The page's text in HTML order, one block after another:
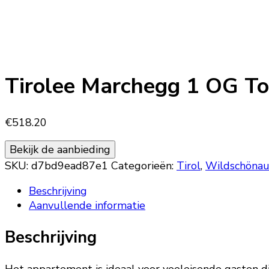
Tirolee Marchegg 1 OG
€518.20
Bekijk de aanbieding
SKU: d7bd9ead87e1 Categorieën: Tirol, Wildschönau
Beschrijving
Aanvullende informatie
Beschrijving